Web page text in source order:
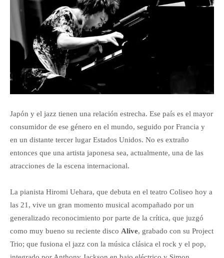
Japón y el jazz tienen una relación estrecha. Ese país es el mayor
consumidor de ese género en el mundo, seguido por Francia y
en un distante tercer lugar Estados Unidos. No es extraño
entonces que una artista japonesa sea, actualmente, una de las
atracciones de la escena internacional.
La pianista Hiromi Uehara, que debuta en el teatro Coliseo hoy a
las 21, vive un gran momento musical acompañado por un
generalizado reconocimiento por parte de la crítica, que juzgó
como muy bueno su reciente disco Alive, grabado con su Project
Trio; que fusiona el jazz con la música clásica el rock y el pop,